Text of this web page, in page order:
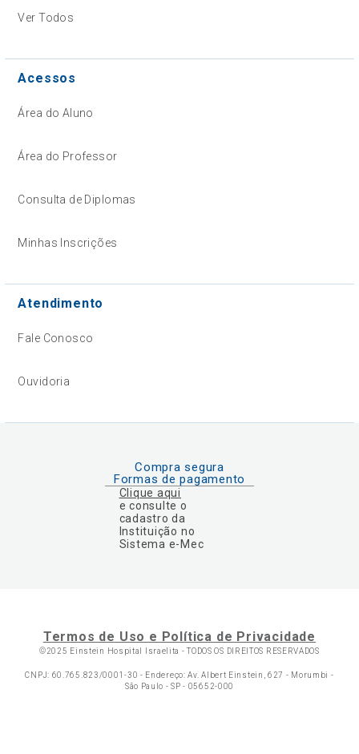
Ver Todos
Acessos
Área do Aluno
Área do Professor
Consulta de Diplomas
Minhas Inscrições
Atendimento
Fale Conosco
Ouvidoria
Compra segura
Formas de pagamento
Clique aqui
e consulte o
cadastro da
Instituição no
Sistema e-Mec
Termos de Uso e Política de Privacidade
©2025 Einstein Hospital Israelita -TODOS OS DIREITOS RESERVADOS
CNPJ: 60.765.823/0001-30 - Endereço: Av. Albert Einstein, 627 - Morumbi -
São Paulo - SP - 05652-000